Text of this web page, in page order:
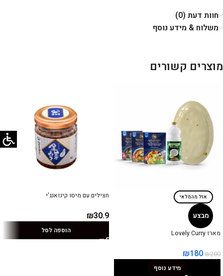
חוות דעת (0)
משלוח & מידע נוסף
מוצרים קשורים
מבצע
אזל מהמלאי
מארז Lovely Curry
₪200
₪180
מידע נוסף
חצילים עם מיסו קינזאנג'י
₪30.9
הוספה לסל